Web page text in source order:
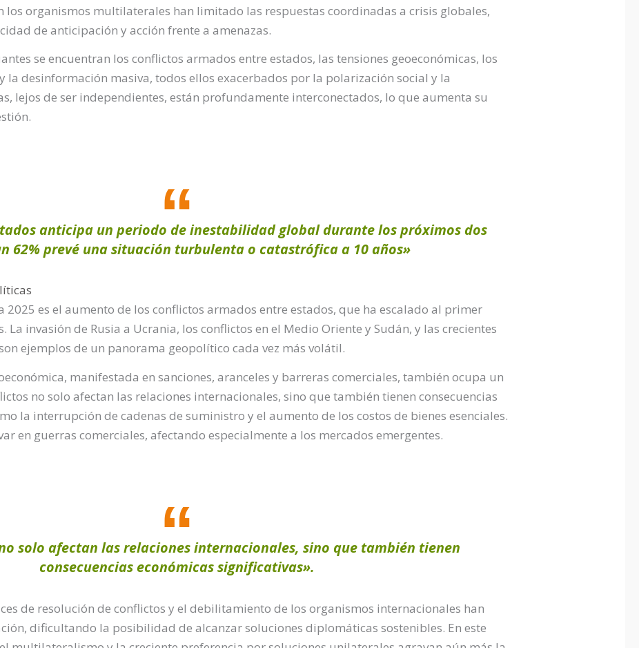
los organismos multilaterales han limitado las respuestas coordinadas a crisis globales,
de anticipación y acción frente a amenazas.
se encuentran los conflictos armados entre estados, las tensiones geoeconómicas, los
la desinformación masiva, todos ellos exacerbados por la polarización social y la
lejos de ser independientes, están profundamente interconectados, lo que aumenta su
anticipa un periodo de inestabilidad global durante los próximos dos
62% prevé una situación turbulenta o catastrófica a 10 años»
2025 es el aumento de los conflictos armados entre estados, que ha escalado al primer
La invasión de Rusia a Ucrania, los conflictos en el Medio Oriente y Sudán, y las crecientes
ejemplos de un panorama geopolítico cada vez más volátil.
manifestada en sanciones, aranceles y barreras comerciales, también ocupa un
no solo afectan las relaciones internacionales, sino que también tienen consecuencias
la interrupción de cadenas de suministro y el aumento de los costos de bienes esenciales.
en guerras comerciales, afectando especialmente a los mercados emergentes.
solo afectan las relaciones internacionales, sino que también tienen
consecuencias económicas significativas».
de resolución de conflictos y el debilitamiento de los organismos internacionales han
dificultando la posibilidad de alcanzar soluciones diplomáticas sostenibles. En este